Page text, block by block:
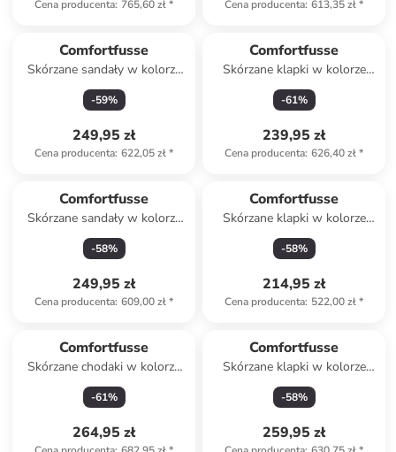
Cena producenta: 765,60 zł* Cena producenta: 613,35 zł*
Comfortfusse
Skórzane sandały w kolorze
brązowym
-59%
249,95 zł
Cena producenta: 622,05 zł*
Comfortfusse
Skórzane klapki w kolorze
czarnym
-61%
239,95 zł
Cena producenta: 626,40 zł*
Comfortfusse
Skórzane sandały w kolorze
brązowym
-58%
249,95 zł
Cena producenta: 609,00 zł*
Comfortfusse
Skórzane klapki w kolorze
jasnobrązowym
-58%
214,95 zł
Cena producenta: 522,00 zł*
Comfortfusse
Skórzane chodaki w kolorze
białym
-61%
264,95 zł
Comfortfusse
Skórzane klapki w kolorze
granatowym
-58%
259,95 zł